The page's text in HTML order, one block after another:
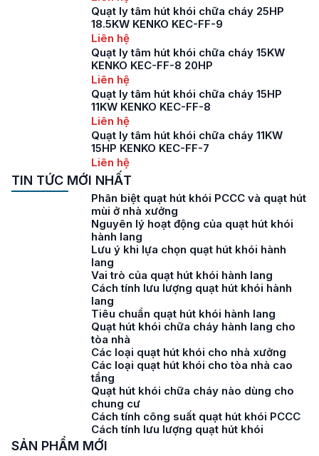
Quạt ly tâm hút khói chữa cháy 25HP
18.5KW KENKO KEC-FF-9
Liên hệ
Quạt ly tâm hút khói chữa cháy 15KW
KENKO KEC-FF-8 20HP
Liên hệ
Quạt ly tâm hút khói chữa cháy 15HP
11KW KENKO KEC-FF-8
Liên hệ
Quạt ly tâm hút khói chữa cháy 11KW
15HP KENKO KEC-FF-7
Liên hệ
TIN TỨC MỚI NHẤT
Phân biệt quạt hút khói PCCC và quạt hút
mùi ở nhà xưởng
Nguyên lý hoạt động của quạt hút khói
hành lang
Lưu ý khi lựa chọn quạt hút khói hành
lang
Vai trò của quạt hút khói hành lang
Cách tính lưu lượng quạt hút khói hành
lang
Tiêu chuẩn quạt hút khói hành lang
Quạt hút khói chữa cháy hành lang cho
tòa nhà
Các loại quạt hút khói cho nhà xưởng
Các loại quạt hút khói cho tòa nhà cao
tầng
Quạt hút khói chữa cháy nào dùng cho
chung cư
Cách tính công suất quạt hút khói PCCC
Cách tính lưu lượng quạt hút khói
SẢN PHẨM MỚI